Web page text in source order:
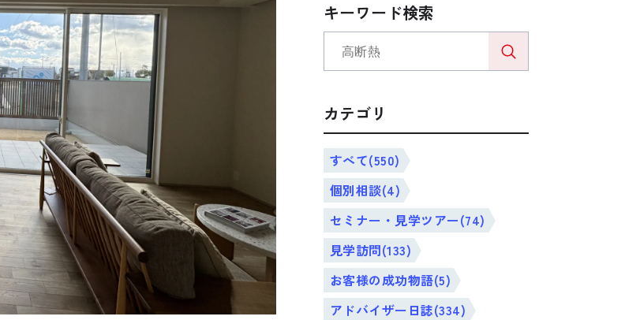
キーワード検索
カテゴリ
すべて(550)
個別相談(4)
セミナー・見学ツアー(74)
見学訪問(133)
お客様の成功物語(5)
アドバイザー日誌(334)